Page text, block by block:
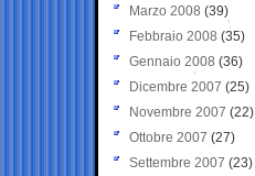
Marzo 2008 (39)
Febbraio 2008 (35)
Gennaio 2008 (36)
Dicembre 2007 (25)
Novembre 2007 (22)
Ottobre 2007 (27)
Settembre 2007 (23)